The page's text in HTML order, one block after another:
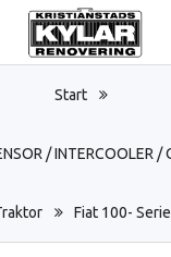
Start
/ INTERCOOLER /
Fiat 100-